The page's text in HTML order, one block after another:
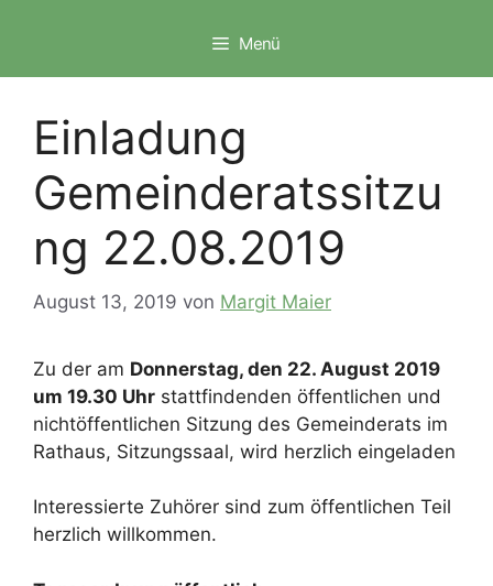
Menü
Einladung
Gemeinderatssitzu
ng 22.08.2019
August 13, 2019 von Margit Maier
Zu der am Donnerstag, den 22. August 2019
um 19.30 Uhr stattfindenden öffentlichen und
nichtöffentlichen Sitzung des Gemeinderats im
Rathaus, Sitzungssaal, wird herzlich eingeladen
Interessierte Zuhörer sind zum öffentlichen Teil
herzlich willkommen.